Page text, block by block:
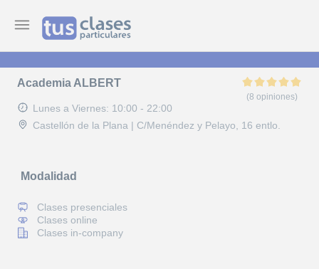
(8 opiniones)
Academia ALBERT
Lunes a Viernes: 10:00 - 22:00
Castellón de la Plana | C/Menéndez y Pelayo, 16 entlo.
Modalidad
Clases presenciales
Clases online
Clases in-company